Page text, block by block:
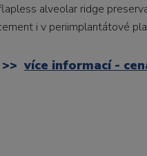
alveolar ridge
i v periimplantátové
>> více informací -